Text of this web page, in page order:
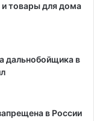
товары для дома
дальнобойщика в
в России